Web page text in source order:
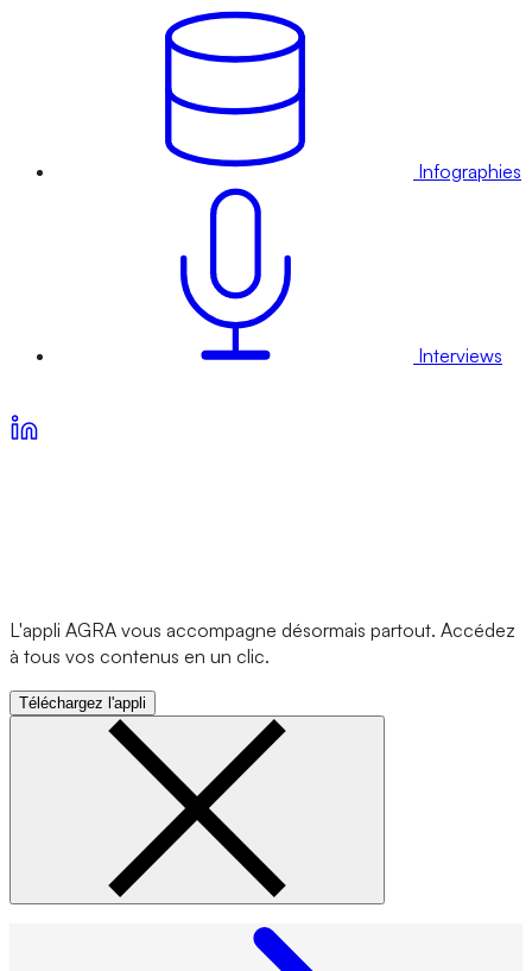
Infographies
Interviews
L'appli AGRA vous accompagne désormais partout. Accédez
à tous vos contenus en un clic.
Téléchargez l'appli